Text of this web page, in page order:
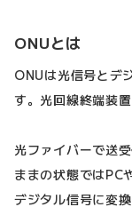
ONUとは
ONUは光信号とデ
す。光回線終端装
光ファイバーで送
ままの状態ではPC
デジタル信号に変